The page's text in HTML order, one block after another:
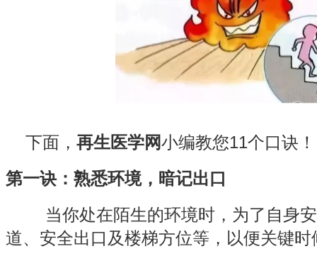
下面， 再生医学网小编教您11个口诀！
第一诀：熟悉环境，暗记出口
当你处在陌生的环境时，为了自身安
道、安全出口及楼梯方位等，以便关键